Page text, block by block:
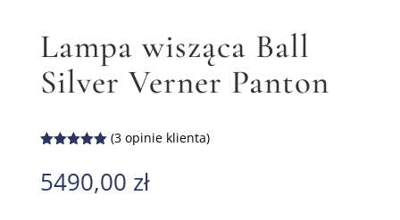
Lampa wisząca Ball
Silver Verner Panton
na
podstawie
(3 opinie klienta)
5490,00 zł